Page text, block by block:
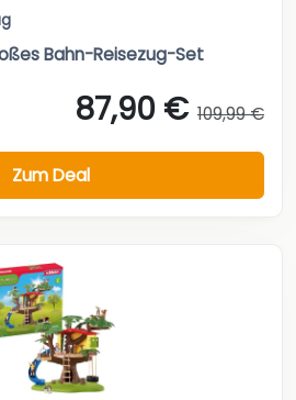
Bahn-Reisezug-Set
87,90 € 109,99 €
Zum Deal